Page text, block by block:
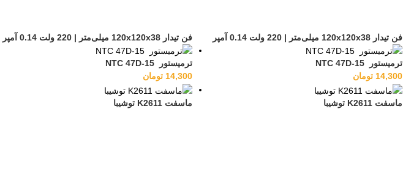
فن تیدار 120x120x38 میلی‌متر | 220 ولت 0.14 آمپر
ترمیستور NTC 47D-15
14,300 تومان
ماسفت K2611 توشيبا
فن تیدار 120x120x38 میلی‌متر | 220 ولت 0.14 آمپر
ترمیستور NTC 47D-15
14,300 تومان
ماسفت K2611 توشيبا